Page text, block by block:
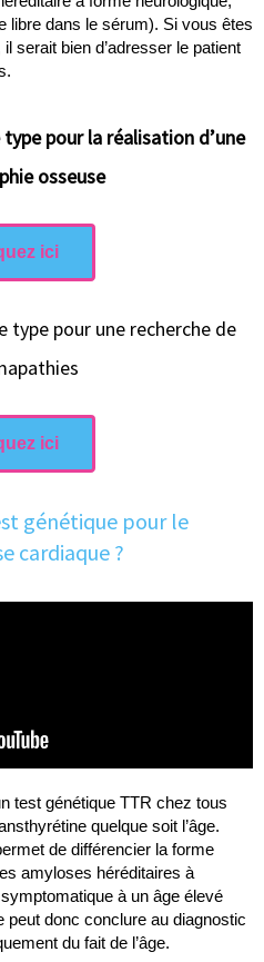
libre dans le sérum). Si vous êtes
serait bien d’adresser le patient
pour la réalisation d’une
osseuse
ici
type pour une recherche de
ici
génétique pour le
cardiaque ?
test génétique TTR chez tous
quelque soit l’âge.
de différencier la forme
amyloses héréditaires à
à un âge élevé
peut donc conclure au diagnostic
du fait de l’âge.